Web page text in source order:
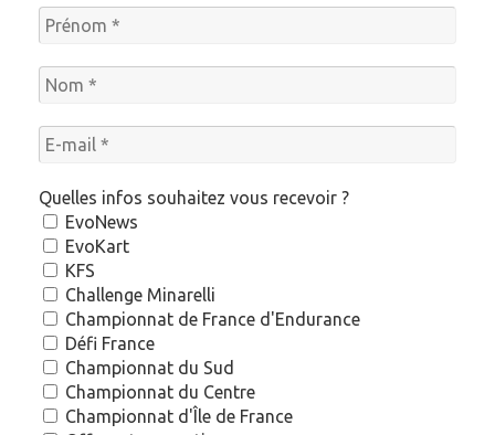
Quelles infos souhaitez vous recevoir ?
EvoNews
EvoKart
KFS
Challenge Minarelli
Championnat de France d'Endurance
Défi France
Championnat du Sud
Championnat du Centre
Championnat d'Île de France